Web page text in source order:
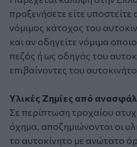
προξενήσετε είτε
νόμιμος κάτοχος του
και αν οδηγείτε νόμιμα
πεζός ή ως οδηγός του
επιβαίνοντες του
Υλικές Ζημίες από
Σε περίπτωση τροχαίου
όχημα, αποζημιώνονται οι
το αυτοκίνητο με ανώτατο